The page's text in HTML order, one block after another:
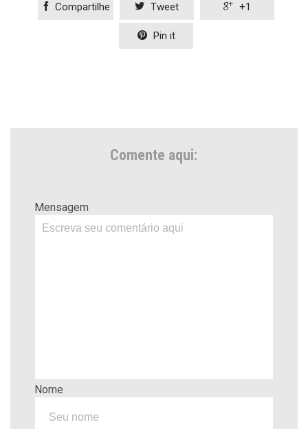
 Compartilhe  Tweet  +1
 Pin it
Comente aqui:
Mensagem
Nome